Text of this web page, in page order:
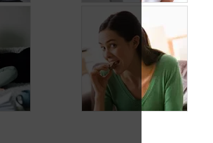
à
de
Prévenir les maux de
tête au jour le jour